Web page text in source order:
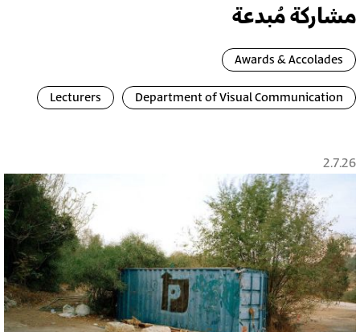
مشاركة مُبدعة
Awards & Accolades
Department of Visual Communication
Lecturers
2.7.26